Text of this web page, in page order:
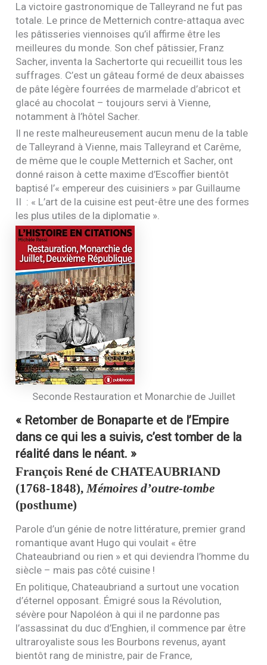
La victoire gastronomique de Talleyrand ne fut pas
totale. Le prince de Metternich contre-attaqua avec
les pâtisseries viennoises qu’il affirme être les
meilleures du monde. Son chef pâtissier, Franz
Sacher, inventa la Sachertorte qui recueillit tous les
suffrages. C’est un gâteau formé de deux abaisses
de pâte légère fourrées de marmelade d’abricot et
glacé au chocolat – toujours servi à Vienne,
notamment à l’hôtel Sacher.
Il ne reste malheureusement aucun menu de la table
de Talleyrand à Vienne, mais Talleyrand et Carême,
de même que le couple Metternich et Sacher, ont
donné raison à cette maxime d’Escoffier bientôt
baptisé l’« empereur des cuisiniers » par Guillaume
II : « L’art de la cuisine est peut-être une des formes
les plus utiles de la diplomatie ».
Seconde Restauration et Monarchie de Juillet
« Retomber de Bonaparte et de l’Empire
dans ce qui les a suivis, c’est tomber de la
réalité dans le néant. »
François René de CHATEAUBRIAND
(1768-1848), Mémoires d’outre-tombe
(posthume)
Parole d’un génie de notre littérature, premier grand
romantique avant Hugo qui voulait « être
Chateaubriand ou rien » et qui deviendra l’homme du
siècle – mais pas côté cuisine !
En politique, Chateaubriand a surtout une vocation
d’éternel opposant. Émigré sous la Révolution,
sévère pour Napoléon à qui il ne pardonne pas
l’assassinat du duc d’Enghien, il commence par être
ultraroyaliste sous les Bourbons revenus, ayant
bientôt rang de ministre, pair de France,